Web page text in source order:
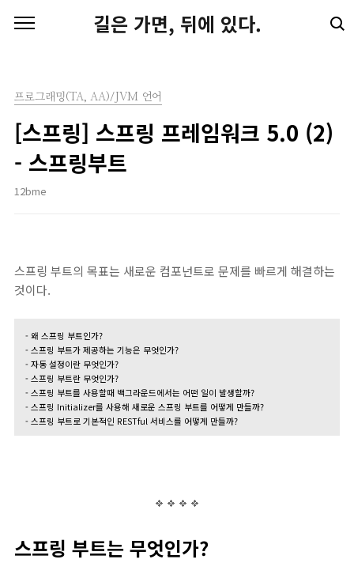
길은 가면, 뒤에 있다.
프로그래밍(TA, AA)/JVM 언어
[스프링] 스프링 프레임워크 5.0 (2)
- 스프링부트
12bme
스프링 부트의 목표는 새로운 컴포넌트로 문제를 빠르게 해결하는
것이다.
- 왜 스프링 부트인가?
- 스프링 부트가 제공하는 기능은 무엇인가?
- 자동 설정이란 무엇인가?
- 스프링 부트란 무엇인가?
- 스프링 부트를 사용할때 백그라운드에서는 어떤 일이 발생할까?
- 스프링 Initializer를 사용해 새로운 스프링 부트를 어떻게 만들까?
- 스프링 부트로 기본적인 RESTful 서비스를 어떻게 만들까?
스프링 부트는 무엇인가?